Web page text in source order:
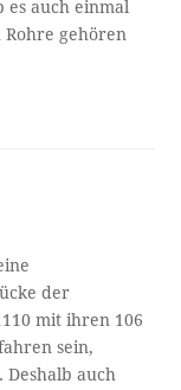
auch einmal
gehören
der
mit ihren 106
sein,
Deshalb auch